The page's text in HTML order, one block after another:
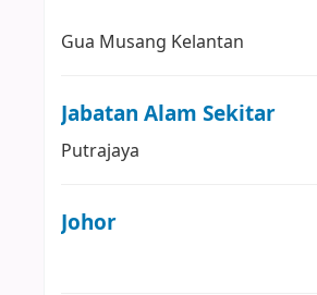
Gua Musang Kelantan
Jabatan Alam Sekitar
Putrajaya
Johor